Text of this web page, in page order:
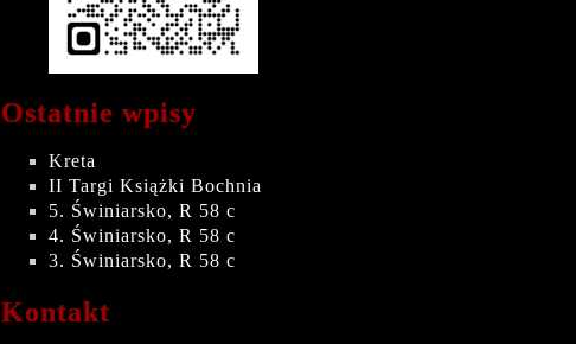
Ostatnie wpisy
Kreta
II Targi Książki Bochnia
5. Świniarsko, R 58 c
4. Świniarsko, R 58 c
3. Świniarsko, R 58 c
Kontakt